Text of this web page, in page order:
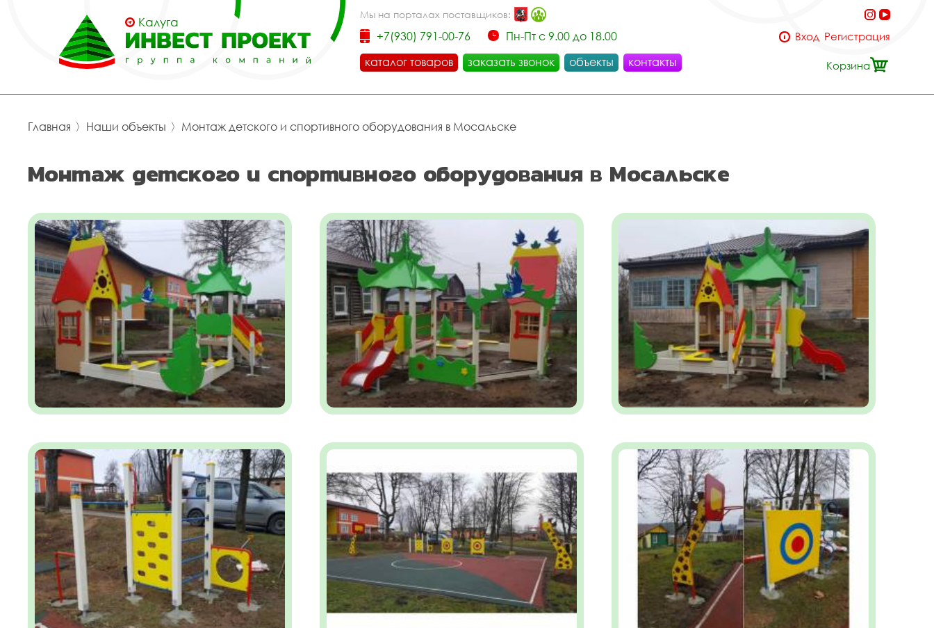
Калуга
Мы на порталах поставщиков:
+7(930) 791-00-76
Пн-Пт с 9.00 до 18.00
каталог товаров
заказать звонок объекты контакты
Вход Регистрация
Корзина
Главная 〉 Наши объекты 〉 Монтаж детского и спортивного оборудования в Мосальске
Монтаж детского и спортивного оборудования в Мосальске